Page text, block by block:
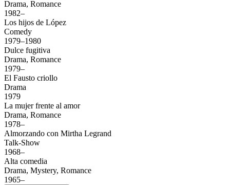
Drama, Romance
1982–
Los hijos de López
Comedy
1979–1980
Dulce fugitiva
Drama, Romance
1979–
El Fausto criollo
Drama
1979
La mujer frente al amor
Drama, Romance
1978–
Almorzando con Mirtha Legrand
Talk-Show
1968–
Alta comedia
Drama, Mystery, Romance
1965–